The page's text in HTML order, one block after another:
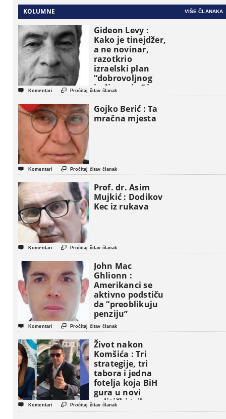
KOLUMNE VIŠE ČLANAKA
Gideon Levy :
Kako je tinejdžer,
a ne novinar,
razotkrio
izraelski plan
“dobrovoljnog
iseljavanja ” iz
Gaze
 Komentari  Pročitaj čitav članak
Gojko Berić : Ta
mračna mjesta
 Komentari  Pročitaj čitav članak
Prof. dr. Asim
Mujkić : Dodikov
Kec iz rukava
 Komentari  Pročitaj čitav članak
John Mac
Ghlionn :
Amerikanci se
aktivno podstiču
da “preoblikuju
penziju”
 Komentari  Pročitaj čitav članak
Život nakon
Komšića : Tri
strategije, tri
tabora i jedna
fotelja koja BiH
gura u novi
politički triler
 Komentari  Pročitaj čitav članak